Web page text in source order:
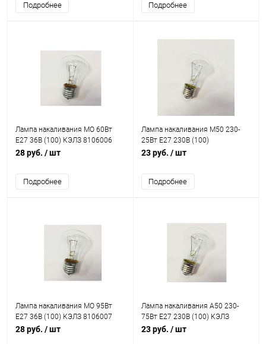
Подробнее Подробнее
Лампа накаливания МО 60Вт
E27 36В (100) КЭЛЗ 8106006
28 руб. / шт
Подробнее
Лампа накаливания М50 230-
25Вт E27 230В (100)
КЭЛЗ8101101
23 руб. / шт
Подробнее
Лампа накаливания МО 95Вт
E27 36В (100) КЭЛЗ 8106007
28 руб. / шт
Лампа накаливания А50 230-
75Вт E27 230В (100) КЭЛЗ
8101402
23 руб. / шт